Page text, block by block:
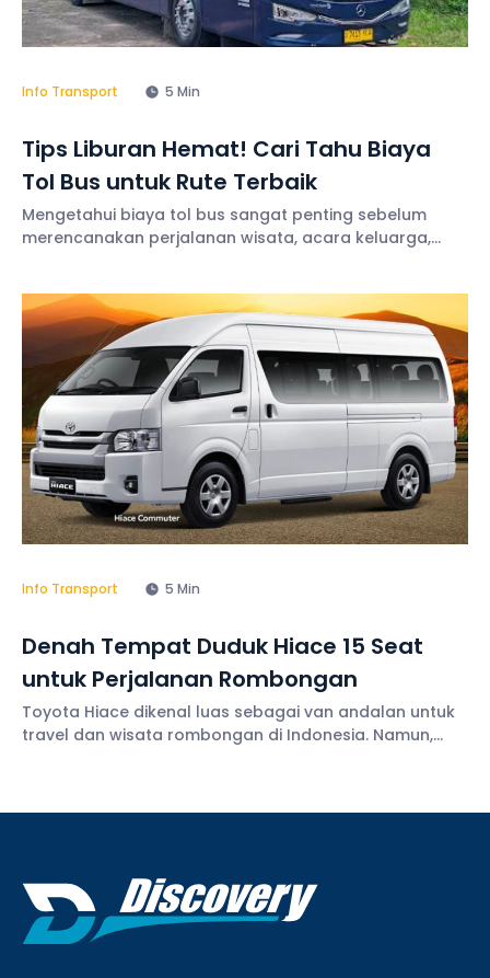
Info Transport 5 Min
Tips Liburan Hemat! Cari Tahu Biaya
Tol Bus untuk Rute Terbaik
Mengetahui biaya tol bus sangat penting sebelum
merencanakan perjalanan wisata, acara keluarga,
lebih terukur sehingga pengeluaran tetap terkendali
selama
Info Transport 5 Min
Denah Tempat Duduk Hiace 15 Seat
untuk Perjalanan Rombongan
Toyota Hiace dikenal luas sebagai van andalan untuk
travel dan wisata rombongan di Indonesia. Namun,